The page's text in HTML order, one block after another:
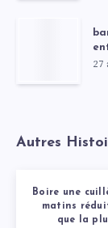
27
Autres
Boire une
matins
que la